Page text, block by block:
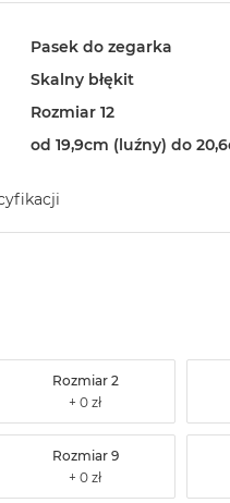
Pasek do zegarka
Skalny błękit
Rozmiar 12
od 19,9cm (luźny) do
Rozmiar 2
Rozmiar 9